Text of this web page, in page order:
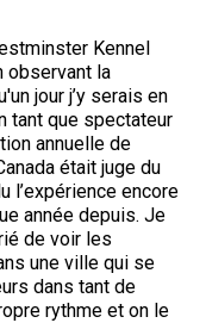
clubs
races
Trupanion
du CCC 2026
CCC
Kennel
observant la
jour j’y serais en
tant que spectateur
annuelle de
était juge du
l’expérience encore
année depuis. Je
de voir les
une ville qui se
dans tant de
rythme et on le